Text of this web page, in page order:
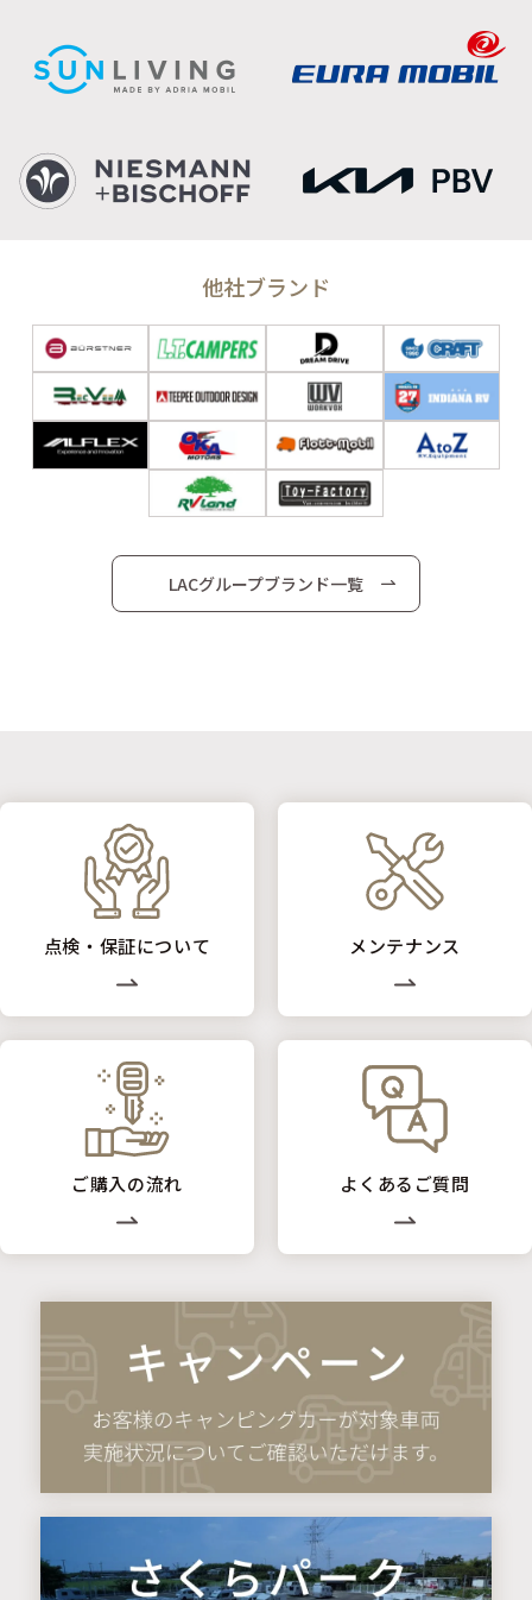
他社ブランド
LACグループブランド一覧
点検・保証について メンテナンス
ご購入の流れ よくあるご質問